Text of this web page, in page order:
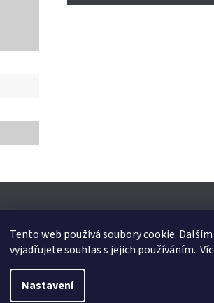
Tento web používá soubory cookie.
vyjadřujete souhlas s jejich používáním..
Nastavení
práva vyhrazena.